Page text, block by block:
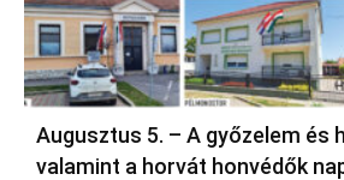
Augusztus 5. – A győzelem és
valamint a horvát honvédők